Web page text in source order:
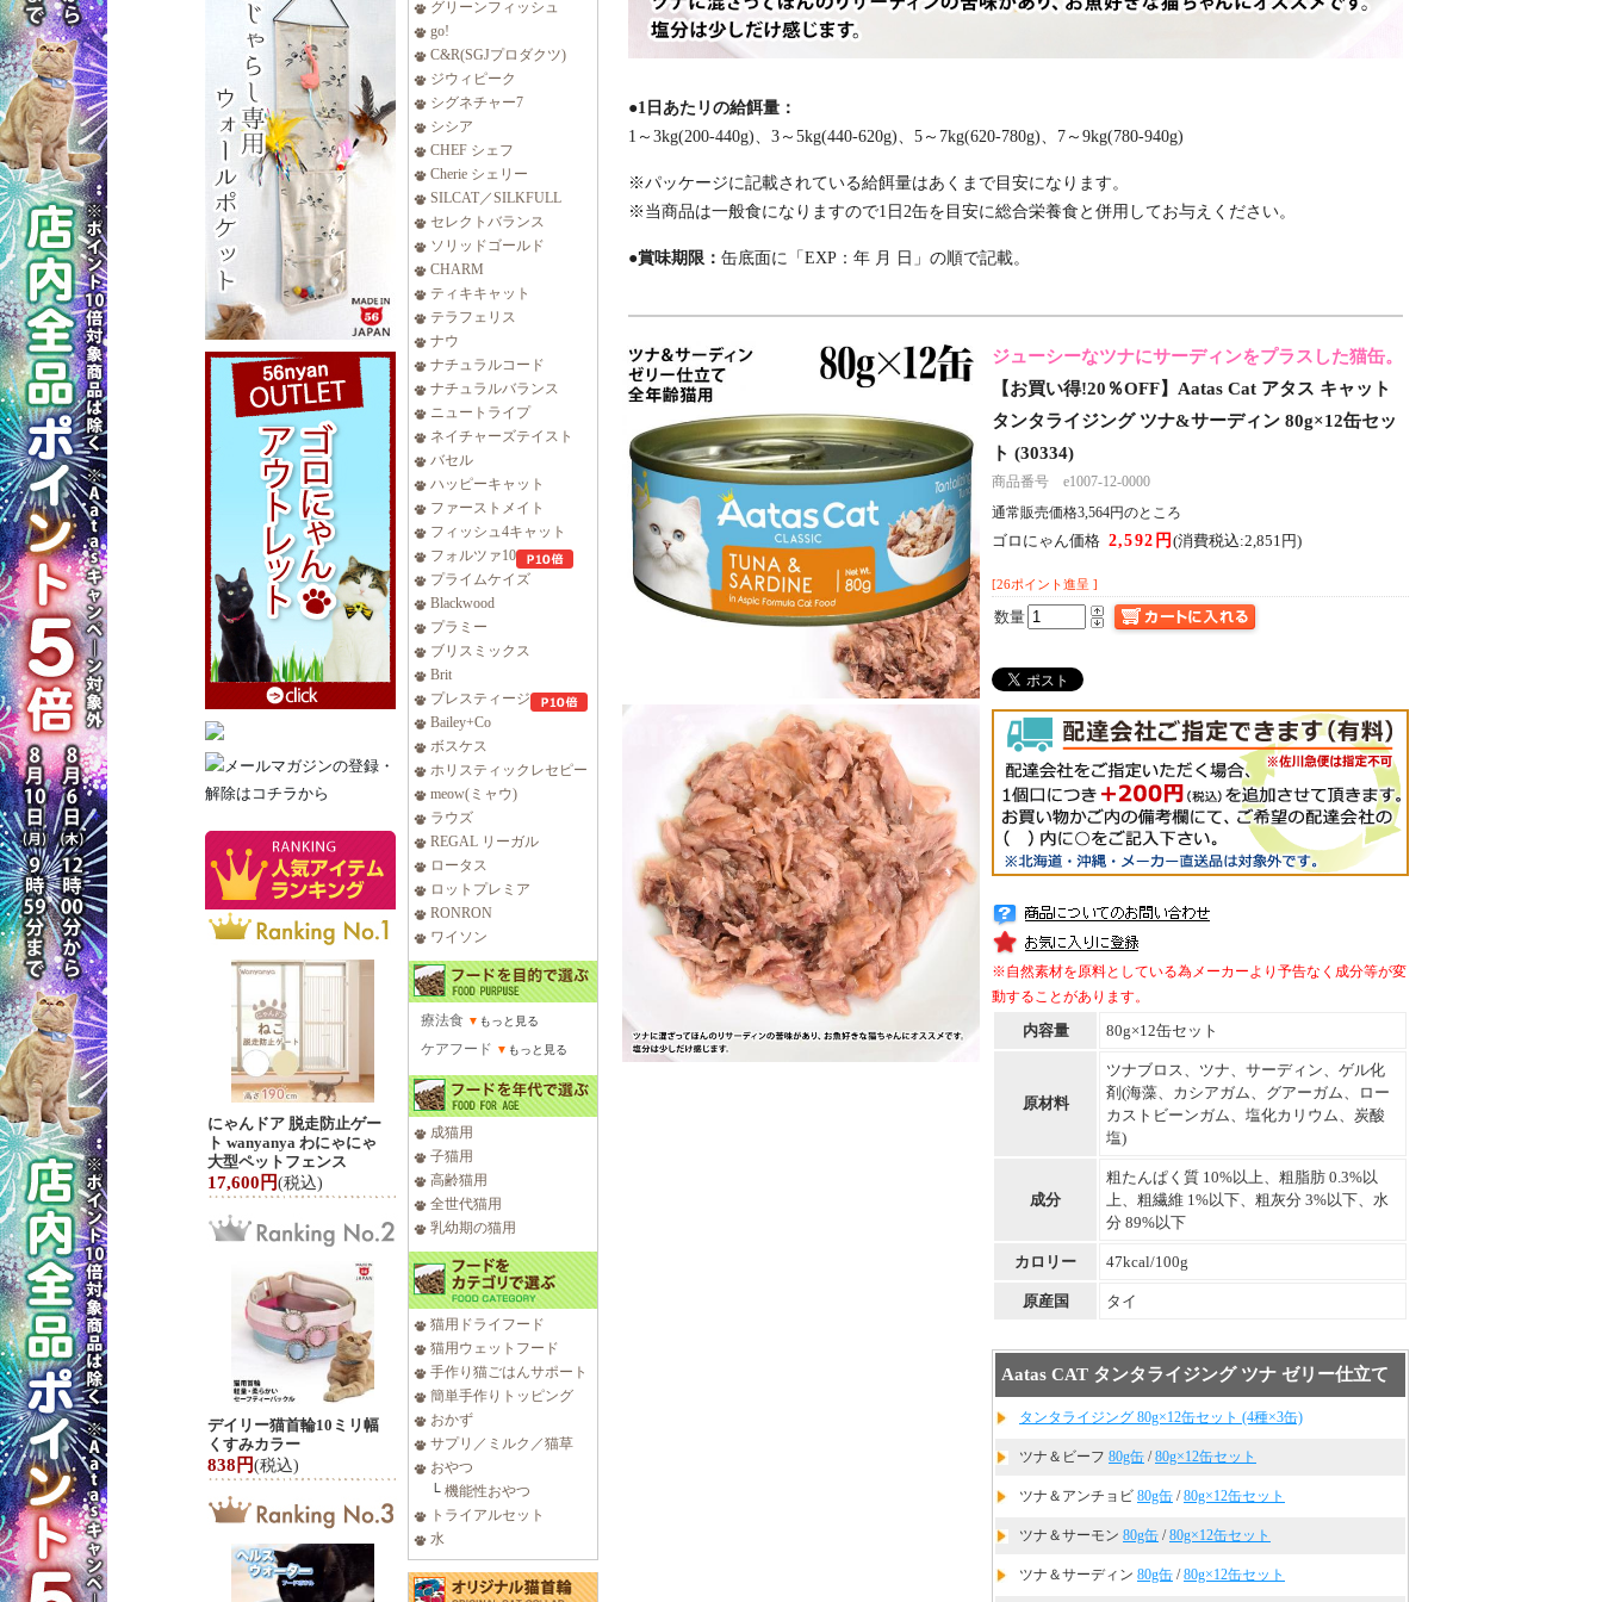
にゃんドア 脱走防止ゲー
ト wanyanya わにゃにゃ
大型ペットフェンス
17,600円(税込)
デイリー猫首輪10ミリ幅
くすみカラー
838円(税込)
グリーンフィッシュ
go!
C&R(SGJプロダクツ)
ジウィピーク
シグネチャー7
シシア
CHEF シェフ
Cherie シェリー
SILCAT／SILKFULL
セレクトバランス
ソリッドゴールド
CHARM
ティキキャット
テラフェリス
ナウ
ナチュラルコード
ナチュラルバランス
ニュートライプ
ネイチャーズテイスト
バセル
ハッピーキャット
ファーストメイト
フィッシュ4キャット
フォルツァ10
プライムケイズ
Blackwood
プラミー
ブリスミックス
Brit
プレスティージ
Bailey+Co
ボスケス
ホリスティックレセピー
meow(ミャウ)
ラウズ
REGAL リーガル
ロータス
ロットプレミア
RONRON
ワイソン
療法食 ▼ もっと見る
ケアフード ▼ もっと見る
成猫用
子猫用
高齢猫用
全世代猫用
乳幼期の猫用
猫用ドライフード
猫用ウェットフード
手作り猫ごはんサポート
簡単手作りトッピング
おかず
サプリ／ミルク／猫草
おやつ
└ 機能性おやつ
トライアルセット
水
●1日あたリの給餌量：
1～3kg(200-440g)、3～5kg(440-620g)、5～7kg(620-780g)、7～9kg(780-940g)
※パッケージに記載されている給餌量はあくまで目安になります。
※当商品は一般食になりますので1日2缶を目安に総合栄養食と併用してお与えください。
●賞味期限： 缶底面に「EXP：年 月 日」の順で記載。
ジューシーなツナにサーディンをプラスした猫缶。
【お買い得!20％OFF】Aatas Cat アタス キャット
タンタライジング ツナ&サーディン 80g×12缶セッ
ト (30334)
商品番号 e1007-12-0000
通常販売価格3,564円のところ
ゴロにゃん価格 2,592円(消費税込:2,851円)
[26ポイント進呈 ]
数量
※自然素材を原料としている為メーカーより予告なく成分等が変
動することがあります。
内容量 80g×12缶セット
原材料
ツナブロス、ツナ、サーディン、ゲル化
剤(海藻、カシアガム、グアーガム、ロー
カストビーンガム、塩化カリウム、炭酸
塩)
成分
粗たんぱく質 10%以上、粗脂肪 0.3%以
上、粗繊維 1%以下、粗灰分 3%以下、水
分 89%以下
カロリー 47kcal/100g
原産国 タイ
Aatas CAT タンタライジング ツナ ゼリー仕立て
タンタライジング 80g×12缶セット (4種×3缶)
ツナ＆ビーフ 80g缶 /80g×12缶セット
ツナ＆アンチョビ 80g缶 /80g×12缶セット
ツナ＆サーモン 80g缶 /80g×12缶セット
ツナ＆サーディン 80g缶 /80g×12缶セット